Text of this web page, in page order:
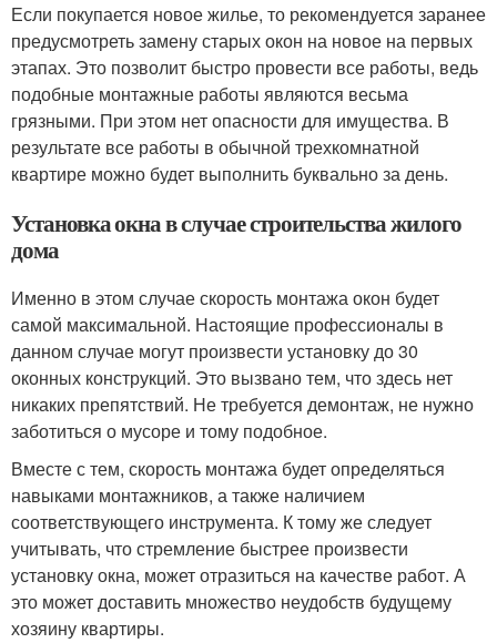
Если покупается новое жилье, то рекомендуется заранее
предусмотреть замену старых окон на новое на первых
этапах. Это позволит быстро провести все работы, ведь
подобные монтажные работы являются весьма
грязными. При этом нет опасности для имущества. В
результате все работы в обычной трехкомнатной
квартире можно будет выполнить буквально за день.
Установка окна в случае строительства жилого
дома
Именно в этом случае скорость монтажа окон будет
самой максимальной. Настоящие профессионалы в
данном случае могут произвести установку до 30
оконных конструкций. Это вызвано тем, что здесь нет
никаких препятствий. Не требуется демонтаж, не нужно
заботиться о мусоре и тому подобное.
Вместе с тем, скорость монтажа будет определяться
навыками монтажников, а также наличием
соответствующего инструмента. К тому же следует
учитывать, что стремление быстрее произвести
установку окна, может отразиться на качестве работ. А
это может доставить множество неудобств будущему
хозяину квартиры.